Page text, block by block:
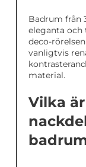
Badrum från
eleganta och
deco-
vanligtvis
material.
Vilka